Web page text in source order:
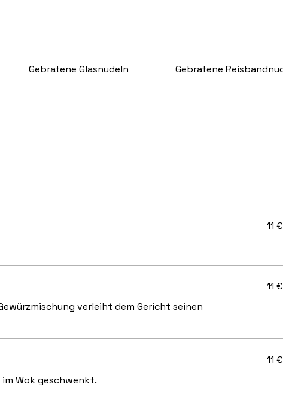
Gebratene Glasnudeln Gebratene
11 €
verleiht dem Gericht seinen
11 €
Wok geschwenkt.
11 €